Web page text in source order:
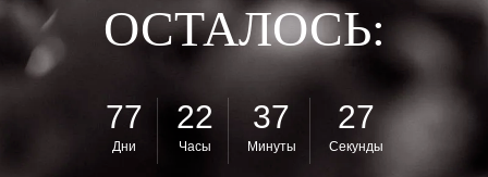
ОСТАЛОСЬ:
77
Дни
22
Часы
37
Минуты
25
Секунды